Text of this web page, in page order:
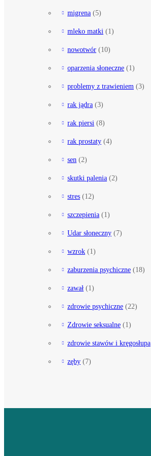
migrena (5)
mleko matki (1)
nowotwór (10)
oparzenia słoneczne (1)
problemy z trawieniem (3)
rak jądra (3)
rak piersi (8)
rak prostaty (4)
sen (2)
skutki palenia (2)
stres (12)
szczepienia (1)
Udar słoneczny (7)
wzrok (1)
zaburzenia psychiczne (18)
zawał (1)
zdrowie psychiczne (22)
Zdrowie seksualne (1)
zdrowie stawów i kręgosłupa
zęby (7)